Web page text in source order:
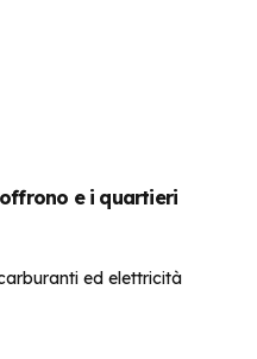
e i quartieri